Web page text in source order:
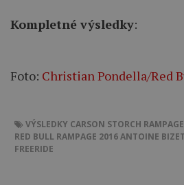
Kompletné výsledky:
Foto: Christian Pondella/Red
VÝSLEDKY CARSON STORCH RAMPAGE
RED BULL RAMPAGE 2016ANTOINE BIZET
FREERIDE